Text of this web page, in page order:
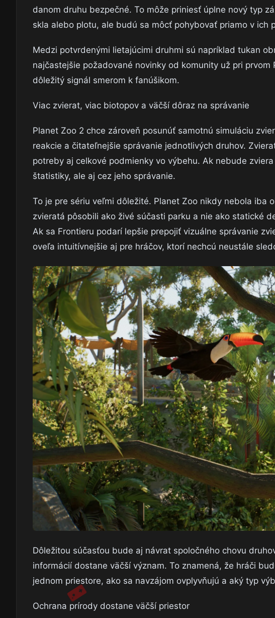
danom druhu bezpečné. To môže priniesť úplne nový typ
skla alebo plotu, ale budú sa môcť pohybovať priamo v ich
Medzi potvrdenými lietajúcimi druhmi sú napríklad tukan
najčastejšie požadované novinky od komunity už pri
dôležitý signál smerom k fanúšikom.
Viac zvierat, viac biotopov a väčší dôraz na správanie
Planet Zoo 2 chce zároveň posunúť samotnú simuláciu
reakcie a čitateľnejšie správanie jednotlivých druhov.
potreby aj celkové podmienky vo výbehu. Ak nebude
štatistiky, ale aj cez jeho správanie.
To je pre sériu veľmi dôležité. Planet Zoo nikdy nebola iba
zvieratá pôsobili ako živé súčasti parku a nie ako statické
Ak sa Frontieru podarí lepšie prepojiť vizuálne správanie
oveľa intuitívnejšie aj pre hráčov, ktorí nechcú neustále
Dôležitou súčasťou bude aj návrat spoločného chovu
informácií dostane väčší význam. To znamená, že hráči
jednom priestore, ako sa navzájom ovplyvňujú a aký typ
Ochrana prírody dostane väčší priestor